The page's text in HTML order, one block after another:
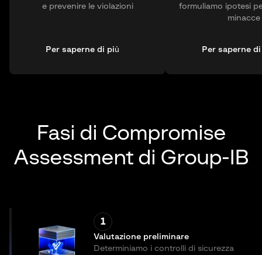
e prevenire le violazioni
Per saperne di più
formuliamo ipotesi
minacce
Per saperne
Fasi di Compromise
Assessment di Group-IB
1
Valutazione preliminare
Determiniamo i controlli di sicurezza